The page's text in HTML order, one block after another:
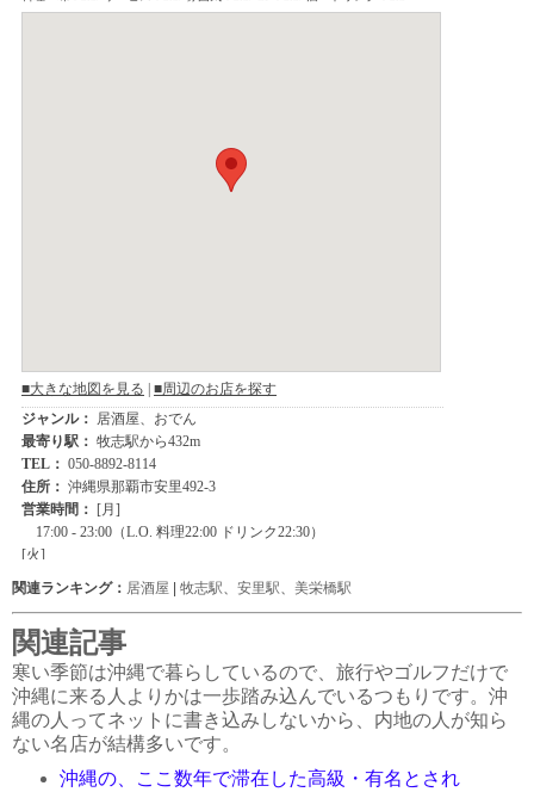
関連ランキング： 居酒屋 | 牧志駅 安里駅 美栄橋駅
関連記事
寒い季節は沖縄で暮らしているので、旅行やゴルフだけで
沖縄に来る人よりかは一歩踏み込んでいるつもりです。沖
縄の人ってネットに書き込みしないから、内地の人が知ら
ない名店が結構多いです。
沖縄の、ここ数年で滞在した高級・有名とされ